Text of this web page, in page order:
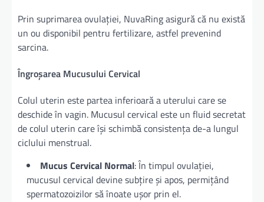
Prin suprimarea ovulației, NuvaRing asigură că nu există
un ou disponibil pentru fertilizare, astfel prevenind
sarcina.
Îngroșarea Mucusului Cervical
Colul uterin este partea inferioară a uterului care se
deschide în vagin. Mucusul cervical este un fluid secretat
de colul uterin care își schimbă consistența de-a lungul
ciclului menstrual.
Mucus Cervical Normal: În timpul ovulației,
mucusul cervical devine subțire și apos, permițând
spermatozoizilor să înoate ușor prin el.